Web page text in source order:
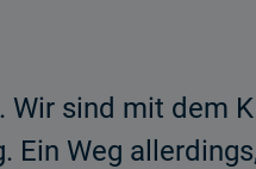
sind mit dem
Weg